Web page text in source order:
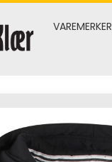
VAREMERKER